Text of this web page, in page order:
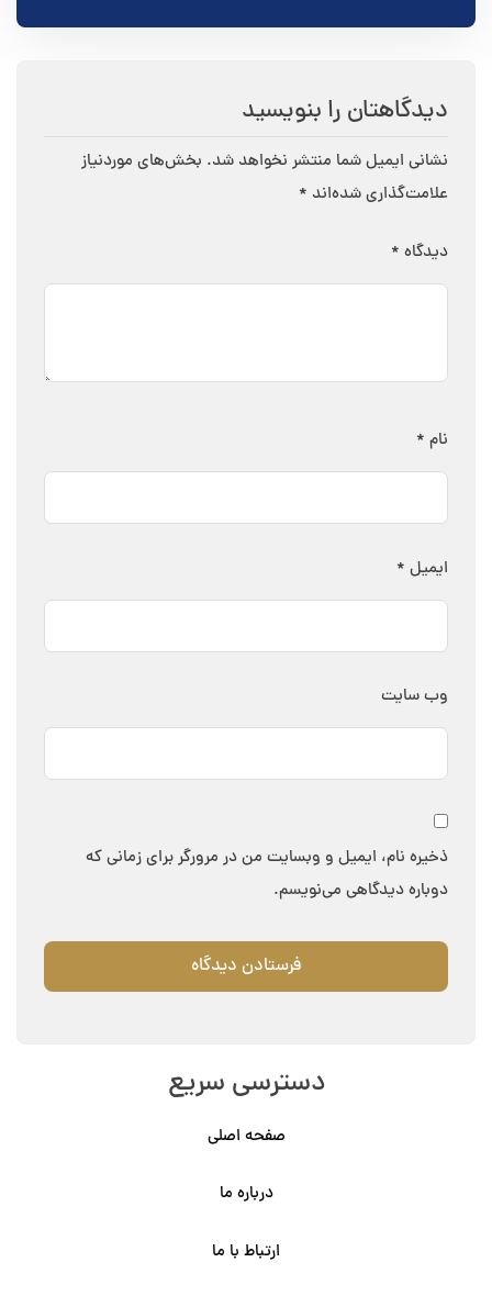
دیدگاهتان را بنویسید
نشانی ایمیل شما منتشر نخواهد شد. بخش‌های موردنیاز
علامت‌گذاری شده‌اند *
دیدگاه *
نام *
ایمیل *
وب‌ سایت
ذخیره نام، ایمیل و وبسایت من در مرورگر برای زمانی که
دوباره دیدگاهی می‌نویسم.
دسترسی سریع
صفحه اصلی
درباره ما
ارتباط با ما